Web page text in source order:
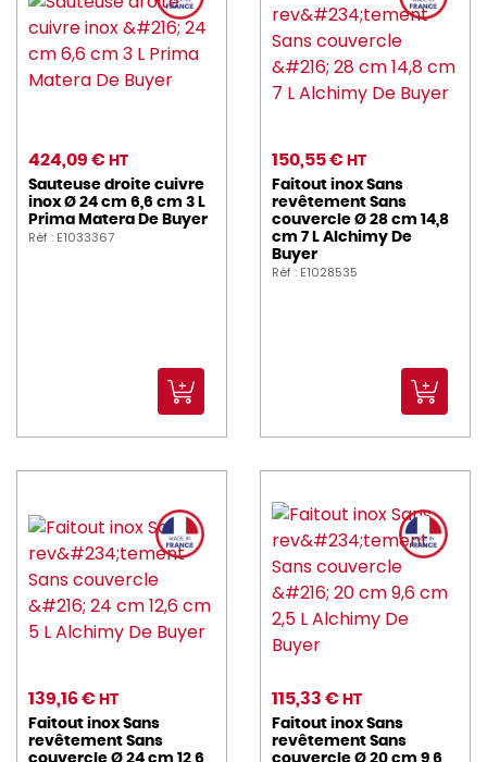
424,09 € HT
Sauteuse droite cuivre
inox Ø 24 cm 6,6 cm 3 L
Prima Matera De Buyer
Réf : E1033367
150,55 € HT
Faitout inox Sans
revêtement Sans
couvercle Ø 28 cm 14,8
cm 7 L Alchimy De
Buyer
Réf : E1028535
139,16 € HT
Faitout inox Sans
revêtement Sans
115,33 € HT
Faitout inox Sans
revêtement Sans